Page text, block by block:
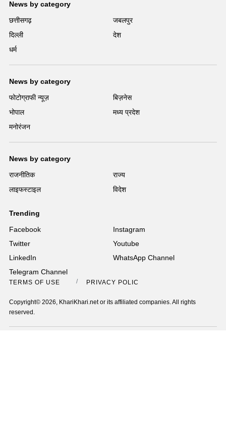
News by category
छत्तीसगढ़
जबलपुर
दिल्ली
देश
धर्म
News by category
फोटोग्राफी न्यूज़
बिज़नेस
भोपाल
मध्य प्रदेश
मनोरंजन
News by category
राजनीतिक
राज्य
लाइफस्टाइल
विदेश
Trending
Facebook
Instagram
Twitter
Youtube
LinkedIn
WhatsApp Channel
Telegram Channel
TERMS OF USE PRIVACY POLICY
Copyright© 2026, KhariKhari.net or its affiliated companies. All rights
reserved.